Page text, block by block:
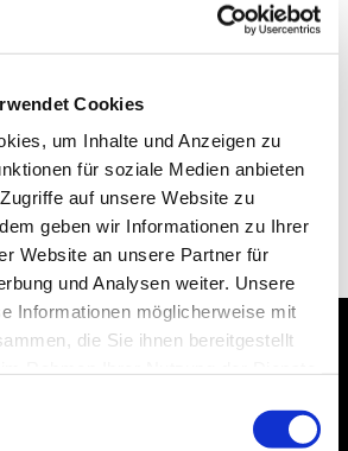
Cookies
um Inhalte und Anzeigen zu
für soziale Medien anbieten
auf unsere Website zu
geben wir Informationen zu Ihrer
Website an unsere Partner für
und Analysen weiter. Unsere
Informationen möglicherweise mit
die Sie ihnen bereitgestellt
Sie auch